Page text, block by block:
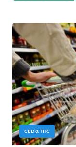
CBD & THC